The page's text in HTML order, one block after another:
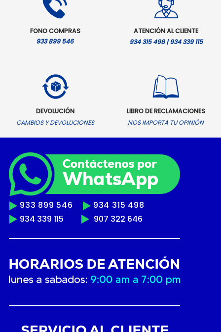
FONO COMPRAS
933 899 546
ATENCIÓN AL CLIENTE
934 315 498 | 934 339 115
DEVOLUCIÓN
CAMBIOS Y DEVOLUCIONES
LIBRO DE RECLAMACIONES
NOS IMPORTA TU OPINIÓN
933 899 546
934 315 498
934 339 115
907 322 646